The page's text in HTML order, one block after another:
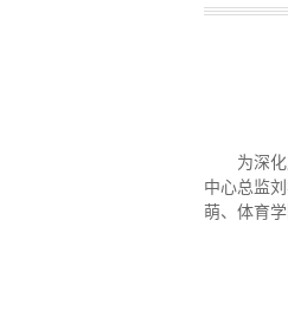
为深
中心总监
萌、体育